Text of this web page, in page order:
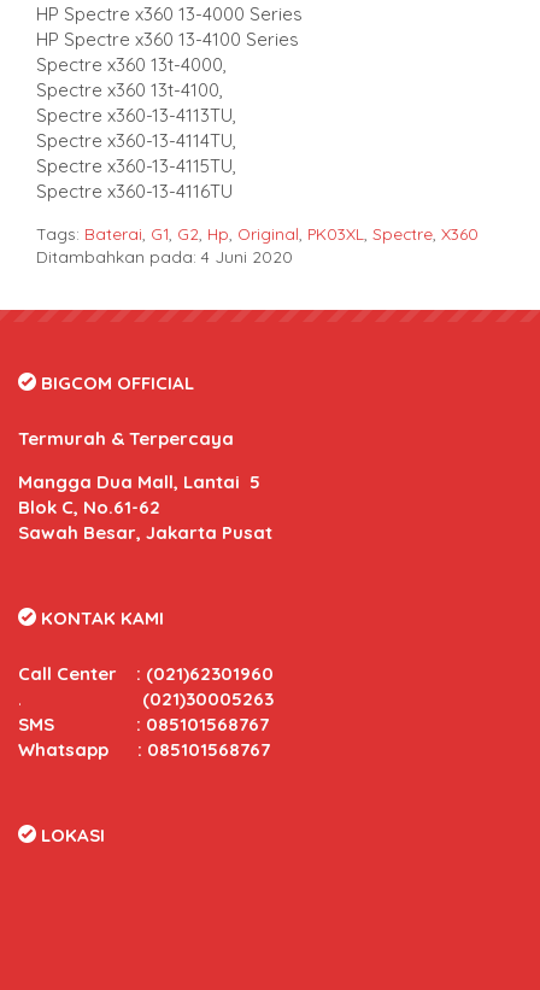
HP Spectre x360 13-4000 Series
HP Spectre x360 13-4100 Series
Spectre x360 13t-4000,
Spectre x360 13t-4100,
Spectre x360-13-4113TU,
Spectre x360-13-4114TU,
Spectre x360-13-4115TU,
Spectre x360-13-4116TU
Tags: Baterai G1 G2 Hp Original PK03XL Spectre X360
Ditambahkan pada: 4 Juni 2020
BIGCOM OFFICIAL
Termurah & Terpercaya
Mangga Dua Mall, Lantai 5
Blok C, No.61-62
Sawah Besar, Jakarta Pusat
KONTAK KAMI
Call Center : (021)62301960
. (021)30005263
SMS : 085101568767
Whatsapp : 085101568767
LOKASI